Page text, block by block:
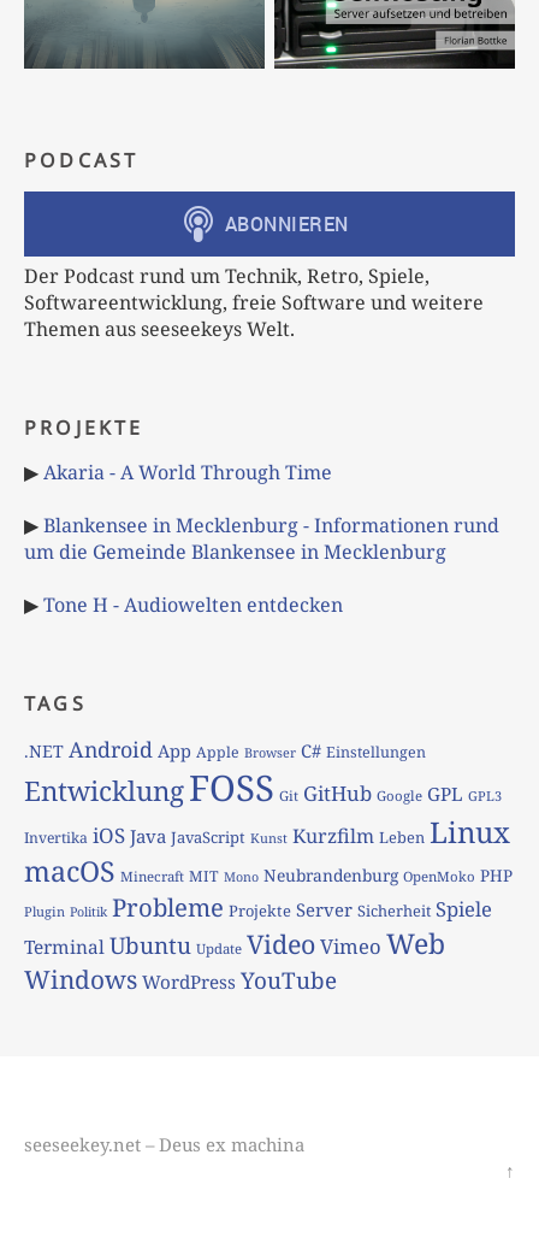
PODCAST
Der Podcast rund um Technik, Retro, Spiele,
Softwareentwicklung, freie Software und weitere
Themen aus seeseekeys Welt.
PROJEKTE
▶Akaria - A World Through Time
▶Blankensee in Mecklenburg - Informationen rund
um die Gemeinde Blankensee in Mecklenburg
▶Tone H - Audiowelten entdecken
TAGS
.NET Android App Apple Browser C# Einstellungen
EntwicklungFOSS Git GitHub Google GPL GPL3
Invertika iOS Java JavaScript Kunst Kurzfilm Leben Linux
macOS Minecraft MIT Mono Neubrandenburg OpenMoko PHP
Plugin Politik Probleme Projekte Server Sicherheit Spiele
TerminalUbuntu Update VideoVimeo Web
Windows WordPress YouTube
seeseekey.net – Deus ex machina
↑